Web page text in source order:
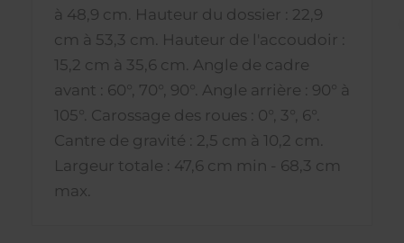
à 48,9 cm. Hauteur du dossier : 22,9
cm à 53,3 cm. Hauteur de l'accoudoir :
15,2 cm à 35,6 cm. Angle de cadre
avant : 60°, 70°, 90°. Angle arrière : 90° à
105°. Carossage des roues : 0°, 3°, 6°.
Cantre de gravité : 2,5 cm à 10,2 cm.
Largeur totale : 47,6 cm min - 68,3 cm
max.